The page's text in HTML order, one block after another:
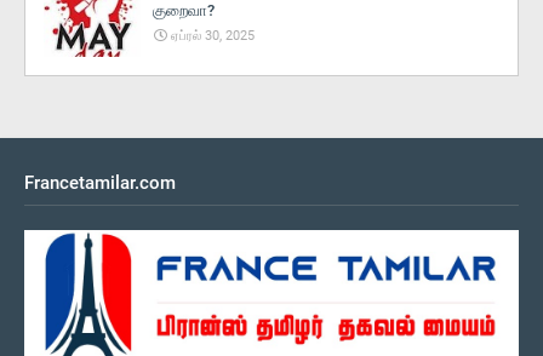
குறைவா?
ஏப்ரல் 30, 2025
Francetamilar.com